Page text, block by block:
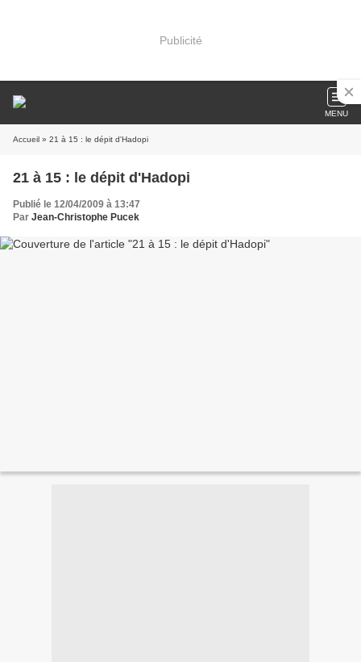
Publicité
MENU
Accueil » 21 à 15 : le dépit d'Hadopi
21 à 15 : le dépit d'Hadopi
Publié le 12/04/2009 à 13:47
Par Jean-Christophe Pucek